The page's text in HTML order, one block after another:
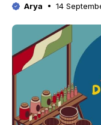
Arya 14